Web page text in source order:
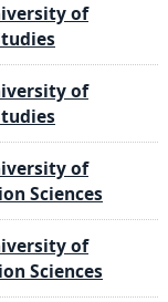
of
of
of
Sciences
of
Sciences